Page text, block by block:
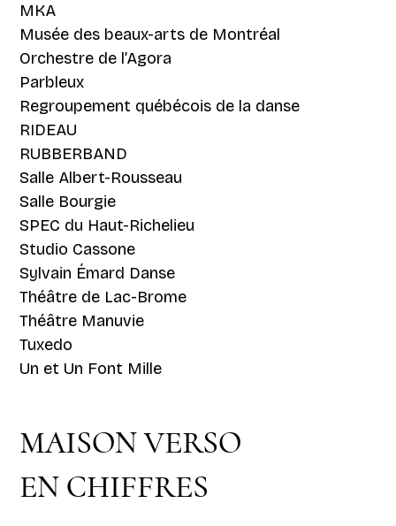
MKA
Musée des beaux-arts de Montréal
Orchestre de l’Agora
Parbleux
Regroupement québécois de la danse
RIDEAU
RUBBERBAND
Salle Albert-Rousseau
Salle Bourgie
SPEC du Haut-Richelieu
Studio Cassone
Sylvain Émard Danse
Théâtre de Lac-Brome
Théâtre Manuvie
Tuxedo
Un et Un Font Mille
MAISON VERSO
EN CHIFFRES